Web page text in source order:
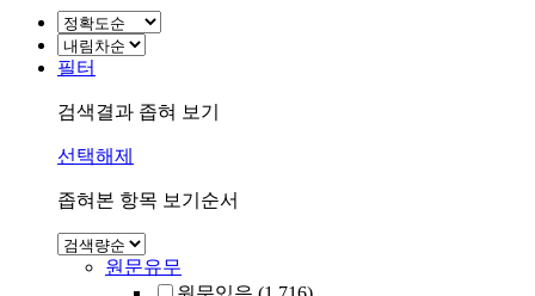
필터
검색결과 좁혀 보기
선택해제
좁혀본 항목 보기순서
원문유무